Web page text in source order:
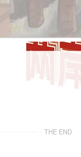
THE END